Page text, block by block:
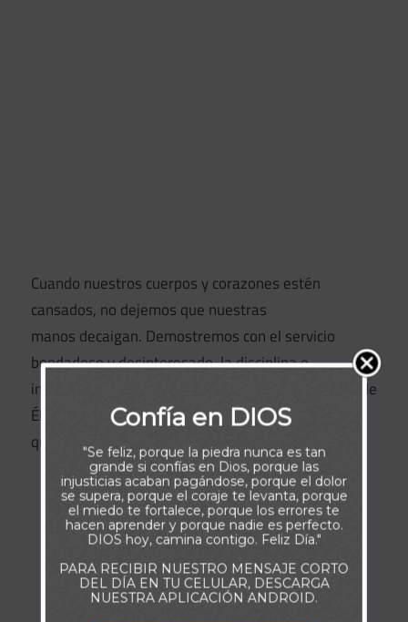
Cuando nuestros cuerpos y corazones estén
cansados, no dejemos que nuestras
manos decaigan. Demostremos con el servicio
bondadoso y desinteresado, la disciplina e
integridad a la que Dios nos llama y obtendremos de
Él la fuerza para alcanzar los maravillosos planes
que guarda para cada uno de nosotros.
Confía en DIOS
"Se feliz, porque la piedra nunca es tan
grande si confías en Dios, porque las
injusticias acaban pagándose, porque el dolor
se supera, porque el coraje te levanta, porque
el miedo te fortalece, porque los errores te
hacen aprender y porque nadie es perfecto.
DIOS hoy, camina contigo. Feliz Día."
PARA RECIBIR NUESTRO MENSAJE CORTO
DEL DÍA EN TU CELULAR, DESCARGA
NUESTRA APLICACIÓN ANDROID.